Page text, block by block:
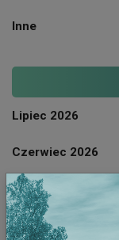
Inne
Lipiec 2026
Czerwiec 2026
Maj 2026
Kwiecien 2026